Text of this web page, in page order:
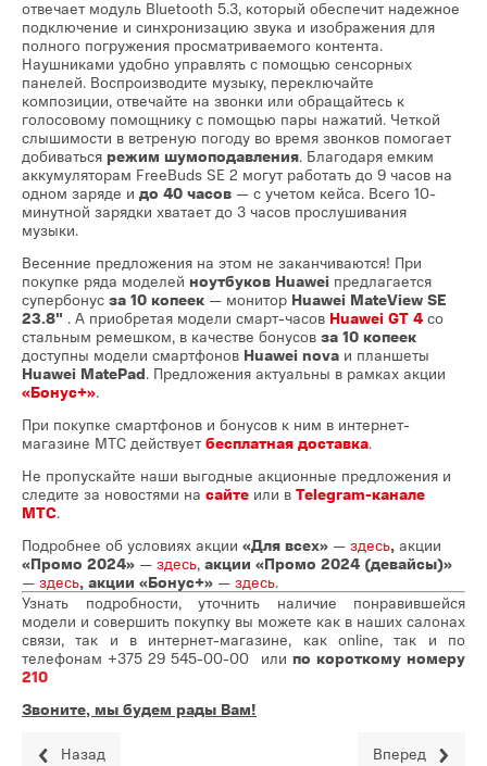
отвечает модуль Bluetooth 5.3, который обеспечит надежное
подключение и синхронизацию звука и изображения для
полного погружения просматриваемого контента.
Наушниками удобно управлять с помощью сенсорных
панелей. Воспроизводите музыку, переключайте
композиции, отвечайте на звонки или обращайтесь к
голосовому помощнику с помощью пары нажатий. Четкой
слышимости в ветреную погоду во время звонков помогает
добиваться режим шумоподавления. Благодаря емким
аккумуляторам FreeBuds SE 2 могут работать до 9 часов на
одном заряде и до 40 часов — с учетом кейса. Всего 10-
минутной зарядки хватает до 3 часов прослушивания
музыки.
Весенние предложения на этом не заканчиваются! При
покупке ряда моделей ноутбуков Huawei предлагается
супербонус за 10 копеек — монитор Huawei MateView SE
23.8" . А приобретая модели смарт-часов Huawei GT 4 со
стальным ремешком, в качестве бонусов за 10 копеек
доступны модели смартфонов Huawei nova и планшеты
Huawei MatePad. Предложения актуальны в рамках акции
«Бонус+».
При покупке смартфонов и бонусов к ним в интернет-
магазине МТС действует бесплатная доставка.
Не пропускайте наши выгодные акционные предложения и
следите за новостями на сайте или в Telegram-канале
МТС.
Подробнее об условиях акции «Для всех» — здесь, акции
«Промо 2024» — здесь, акции «Промо 2024 (девайсы)»
— здесь, акции «Бонус+» — здесь.
Узнать подробности, уточнить наличие понравившейся
модели и совершить покупку вы можете как в наших салонах
связи, так и в интернет-магазине, как online, так и по
телефонам +375 29 545-00-00 или по короткому номеру
210
Звоните, мы будем рады Вам!
Назад Вперед